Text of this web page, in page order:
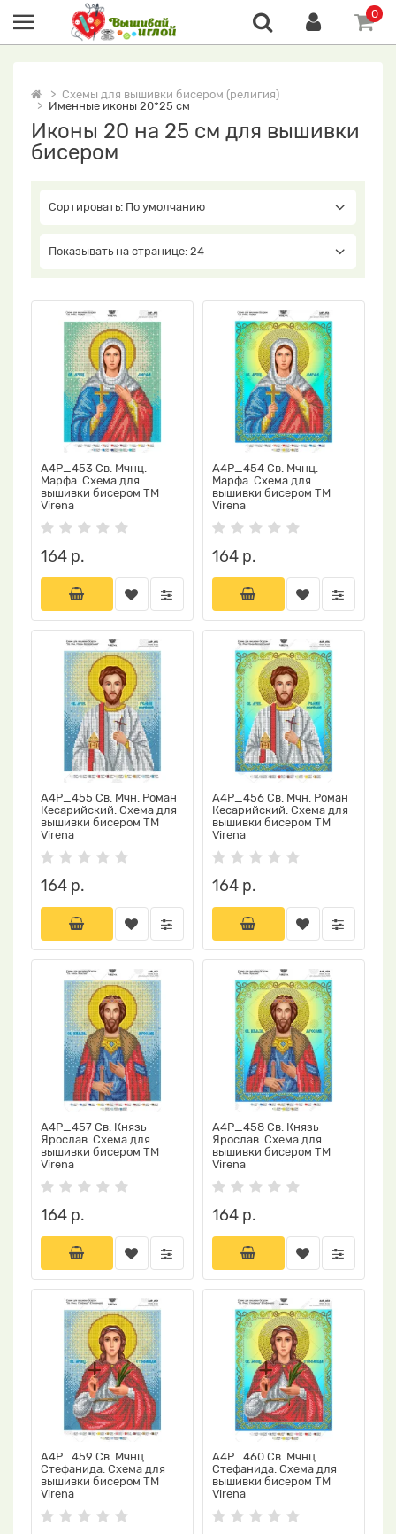
0
Схемы для вышивки бисером (религия)
Именные иконы 20*25 см
Иконы 20 на 25 см для вышивки
бисером
Сортировать: По умолчанию
Показывать на странице: 24
А4Р_453 Св. Мчнц.
Марфа. Схема для
вышивки бисером TM
Virena
164 р.
А4Р_454 Св. Мчнц.
Марфа. Схема для
вышивки бисером TM
Virena
164 р.
А4Р_455 Св. Мчн. Роман
Кесарийский. Схема для
вышивки бисером TM
Virena
164 р.
А4Р_456 Св. Мчн. Роман
Кесарийский. Схема для
вышивки бисером TM
Virena
164 р.
А4Р_457 Св. Князь
Ярослав. Схема для
вышивки бисером TM
Virena
164 р.
А4Р_458 Св. Князь
Ярослав. Схема для
вышивки бисером TM
Virena
164 р.
А4Р_459 Св. Мчнц.
Стефанида. Схема для
вышивки бисером TM
Virena
А4Р_460 Св. Мчнц.
Стефанида. Схема для
вышивки бисером TM
Virena